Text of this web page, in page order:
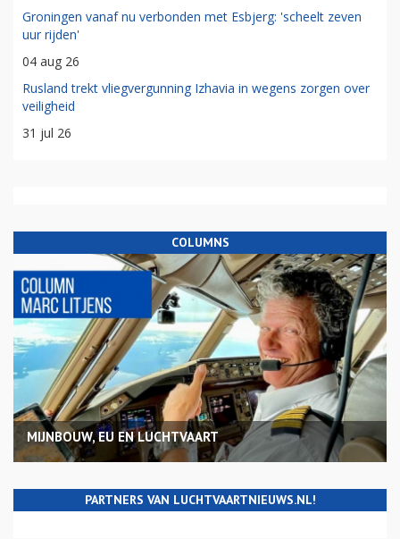
Groningen vanaf nu verbonden met Esbjerg: 'scheelt zeven
uur rijden'
04 aug 26
Rusland trekt vliegvergunning Izhavia in wegens zorgen over
veiligheid
31 jul 26
COLUMNS
MIJNBOUW, EU EN LUCHTVAART
PARTNERS VAN LUCHTVAARTNIEUWS.NL!